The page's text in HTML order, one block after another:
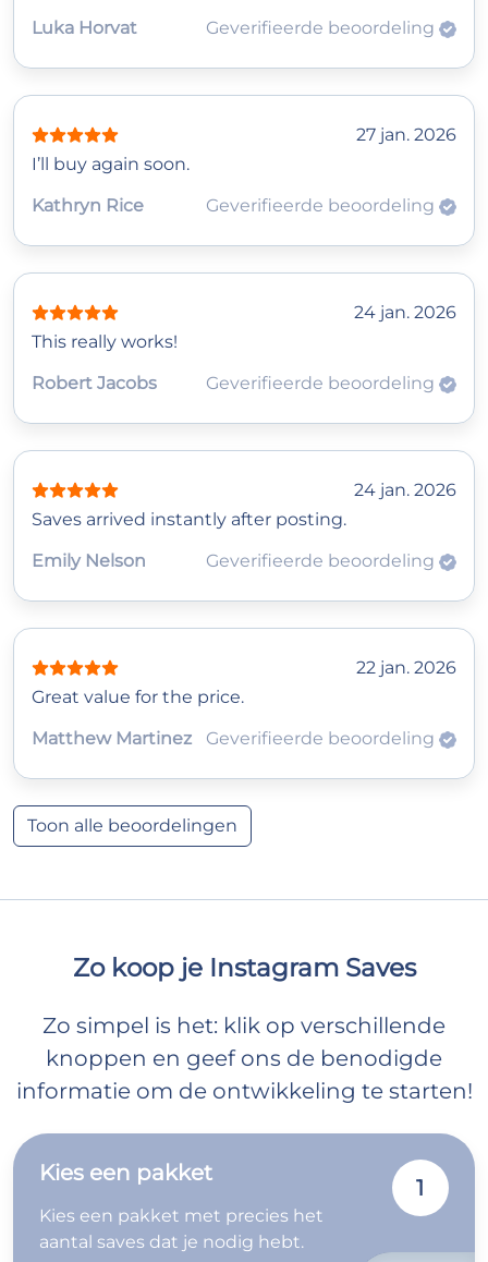
Luka Horvat Geverifieerde beoordeling
27 jan. 2026
I’ll buy again soon.
Kathryn Rice
Geverifieerde beoordeling
24 jan. 2026
This really works!
Robert Jacobs
Geverifieerde beoordeling
24 jan. 2026
Saves arrived instantly after posting.
Emily Nelson
Geverifieerde beoordeling
22 jan. 2026
Great value for the price.
Matthew Martinez
Geverifieerde beoordeling
Toon alle beoordelingen
Zo koop je Instagram Saves
Zo simpel is het: klik op verschillende
knoppen en geef ons de benodigde
informatie om de ontwikkeling te starten!
Kies een pakket
Kies een pakket met precies het
aantal saves dat je nodig hebt.
1